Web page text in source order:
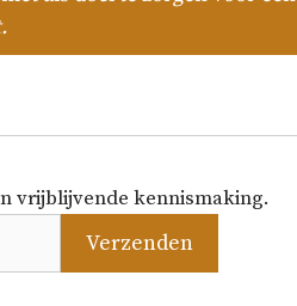
vrijblijvende kennismaking.